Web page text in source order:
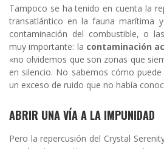
Tampoco se ha tenido en cuenta la
transatlántico en la fauna marítima
contaminación del combustible, o
muy importante: la contaminación
«no olvidemos que son zonas que
en silencio. No sabemos cómo
un exceso de ruido que no había
ABRIR UNA VÍA A LA IMPUNIDAD
Pero la repercusión del Crystal